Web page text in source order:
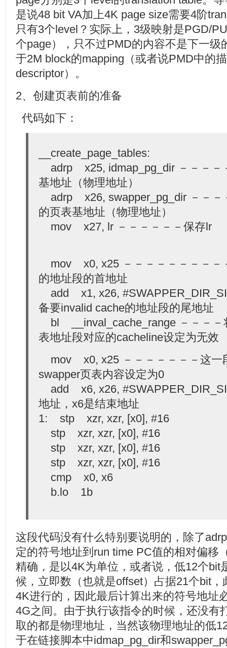
是说48 bit VA加上4K page size需要4阶
只有3个level？实际上，3级映射是PGD/
个page），只不过PMD的内容不是下一级
于2M block的mapping（或者说PMD中的
descriptor）。
2、创建页表前的准备
代码如下：
__create_page_tables:
adrp x25, idmap_pg_dir －－－－
基地址（物理地址）
adrp x26, swapper_pg_dir －－－
的页表基地址（物理地址）
mov x27, lr －－－－－－保存lr
mov x0, x25 －－－－－－－－－
的地址段的首地址
add x1, x26,
备要invalid cache的地址段的尾地址
bl __inval_cache_range －－－－
表地址段对应的cacheline设定为无效
mov x0, x25 －－－－－－－这一
swapper页表内容设定为0
add x6, x26,
地址，x6是结束地址
1: stp xzr, xzr, [x0], #16
stp xzr, xzr, [x0], #16
stp xzr, xzr, [x0], #16
stp xzr, xzr, [x0], #16
cmp x0, x6
b.lo 1b
这段代码没有什么特别要说明的，除了
定的符号地址到run time PC值的相对偏移
精确，是以4K为单位，或者说，低12个bit
候，立即数（也就是offset）占据21个bit
4K进行的，因此最后计算出来的符号地址
4G之间。由于执行该指令的时候，还没有
取的都是物理地址，当然该物理地址的低
于在链接脚本中idmap_pg_dir和